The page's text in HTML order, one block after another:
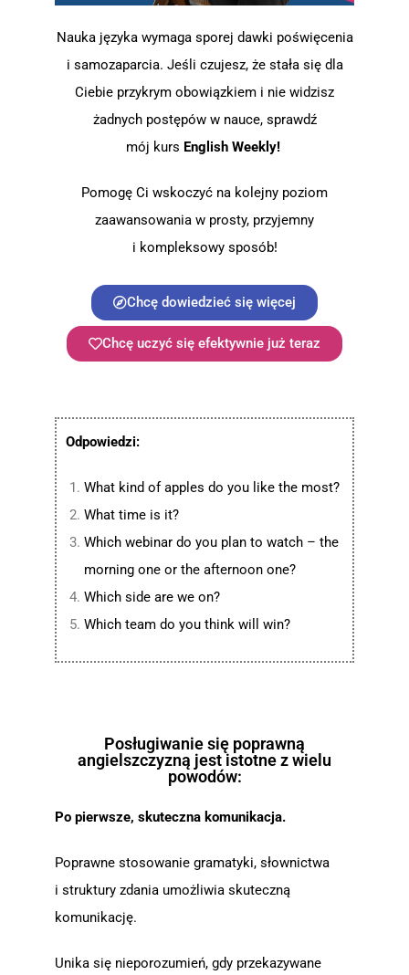
Nauka języka wymaga sporej dawki poświęcenia
i samozaparcia. Jeśli czujesz, że stała się dla
Ciebie przykrym obowiązkiem i nie widzisz
żadnych postępów w nauce, sprawdź
mój kurs English Weekly!
Pomogę Ci wskoczyć na kolejny poziom
zaawansowania w prosty, przyjemny
i kompleksowy sposób!
Chcę dowiedzieć się więcej
Chcę uczyć się efektywnie już teraz
Odpowiedzi:
What kind of apples do you like the most?
What time is it?
Which webinar do you plan to watch – the
morning one or the afternoon one?
Which side are we on?
Which team do you think will win?
Posługiwanie się poprawną
angielszczyzną jest istotne z wielu
powodów:
Po pierwsze, skuteczna komunikacja.
Poprawne stosowanie gramatyki, słownictwa
i struktury zdania umożliwia skuteczną
komunikację.
Unika się nieporozumień, gdy przekazywane